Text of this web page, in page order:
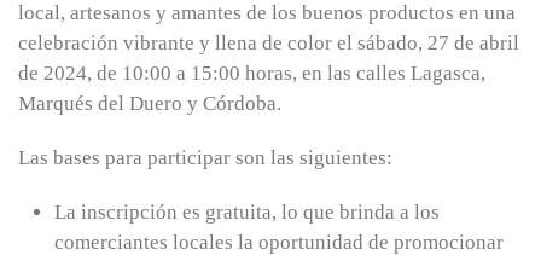
local, artesanos y amantes de los buenos productos en una
celebración vibrante y llena de color el sábado, 27 de abril
de 2024, de 10:00 a 15:00 horas, en las calles Lagasca,
Marqués del Duero y Córdoba.
Las bases para participar son las siguientes:
La inscripción es gratuita, lo que brinda a los
comerciantes locales la oportunidad de promocionar